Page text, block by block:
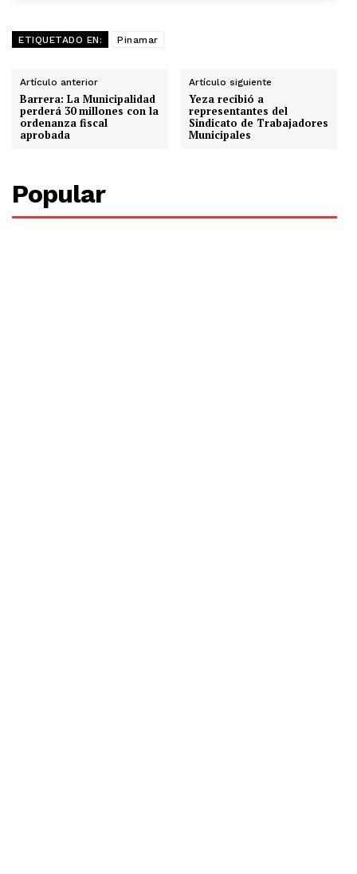
ETIQUETADO EN: Pinamar
Artículo anterior
Barrera: La Municipalidad
perderá 30 millones con la
ordenanza fiscal
aprobada
Artículo siguiente
Yeza recibió a
representantes del
Sindicato de Trabajadores
Municipales
Popular